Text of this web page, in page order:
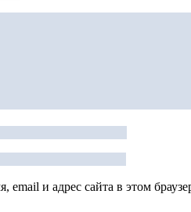
email и адрес сайта в этом